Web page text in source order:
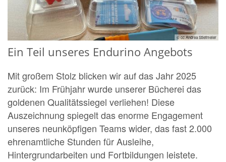
© cc Andrea Stiefmeier
Ein Teil unseres Endurino Angebots
Mit großem Stolz blicken wir auf das Jahr 2025
zurück: Im Frühjahr wurde unserer Bücherei das
goldenen Qualitätssiegel verliehen! Diese
Auszeichnung spiegelt das enorme Engagement
unseres neunköpfigen Teams wider, das fast 2.000
ehrenamtliche Stunden für Ausleihe,
Hintergrundarbeiten und Fortbildungen leistete.